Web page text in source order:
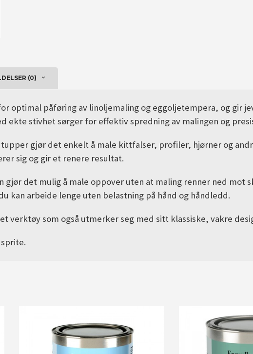
(0)
optimal påføring av linoljemaling og eggoljetempera, og
ekte stivhet sørger for effektiv spredning av malingen og
gjør det enkelt å male kittfalser, profiler, hjørner og
sig og gir et renere resultat.
gjør det mulig å male oppover uten at maling renner ned
kan arbeide lenge uten belastning på hånd og håndledd.
verktøy som også utmerker seg med sitt klassiske, vakre